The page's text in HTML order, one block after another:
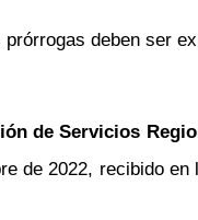
deben ser
de Servicios
de 2022, recibido